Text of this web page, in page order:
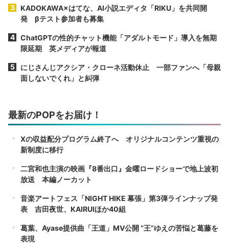
KADOKAWA×はてな、AI小説エディタ「RIKU」を共同開
発 βテスト参加者も募集
ChatGPTの性的チャット機能「アダルトモード」導入を無期
限延期 英メディアが報道
にじさんじアクシア・クローネ活動休止 一部ファンへ「母親
面しないでくれ」と糾弾
最新のPOPをお届け！
Xの収益配分プログラム終了へ オリジナルコンテンツ重視の
新制度に移行
二宮和也主演の映画『8番出口』金曜ロードショーで地上波初
放送 本編ノーカット
音楽アートフェス「NIGHT HIKE 幕張」第3弾ラインナップ発
表 吉田夜世、KAIRUIほか40組
葛葉、Ayase提供曲「王道」MV公開 “王”ゆえの苦悩と葛藤を
表現